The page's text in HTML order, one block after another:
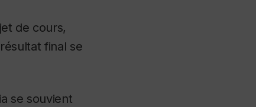
de cours,
final se
se souvient